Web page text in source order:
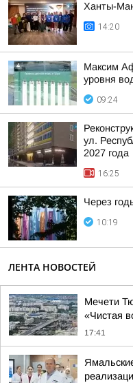
Ханты-
14:20
Максим
уровня
09:24
ул.
2027 года
16:25
Через
10:19
ЛЕНТА НОВОСТЕЙ
Мечети
«Чистая
17:41